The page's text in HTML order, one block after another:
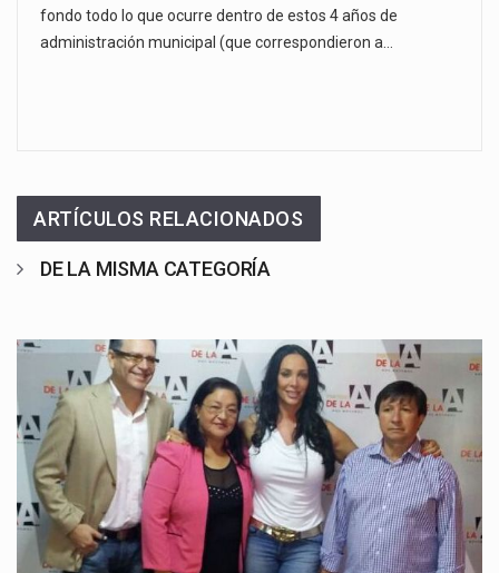
fondo todo lo que ocurre dentro de estos 4 años de
administración municipal (que correspondieron a…
ARTÍCULOS RELACIONADOS
DE LA MISMA CATEGORÍA